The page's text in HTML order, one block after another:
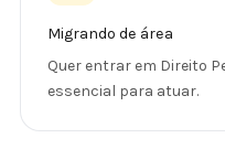
Migrando de área
Quer entrar em Direito
essencial para atuar.